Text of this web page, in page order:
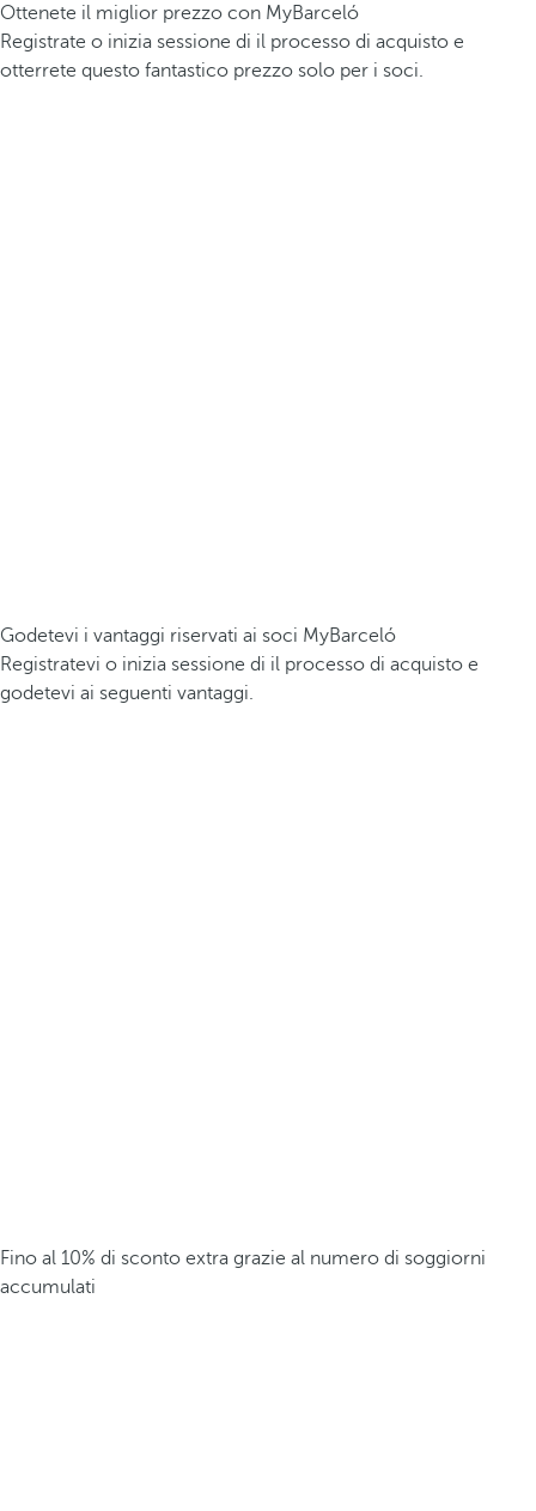
Ottenete il miglior prezzo con MyBarceló
Registrate o inizia sessione di il processo di acquisto e
otterrete questo fantastico prezzo solo per i soci.
Godetevi i vantaggi riservati ai soci MyBarceló
Registratevi o inizia sessione di il processo di acquisto e
godetevi ai seguenti vantaggi.
Fino al 10% di sconto extra grazie al numero di soggiorni
accumulati